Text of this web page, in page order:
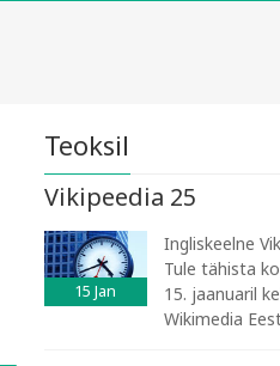
Teoksil
Vikipeedia 25
15 Jan
Ingliskeelne
Tule tähista
15. jaanuaril
Wikimedia